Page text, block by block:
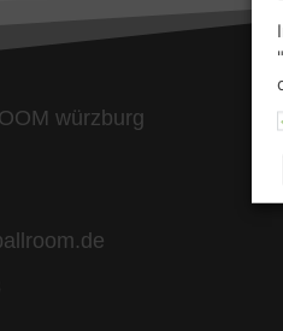
würzburg